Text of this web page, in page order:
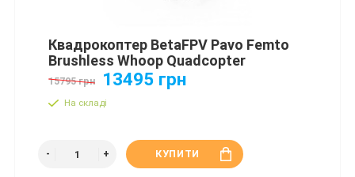
Квадрокоптер BetaFPV Pavo Femto
Brushless Whoop Quadcopter
15795 грн 13495 грн
На складі
КУПИТИ